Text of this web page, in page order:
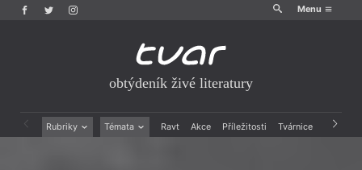
Menu
obtýdeník živé literatury
Rubriky Témata Ravt Akce Příležitosti Tvárnice Archiv